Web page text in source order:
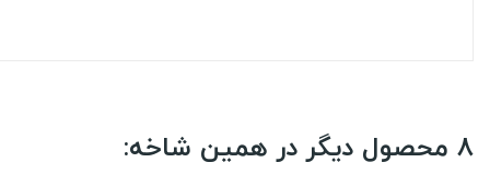
8 محصول دیگر در همین شاخه: